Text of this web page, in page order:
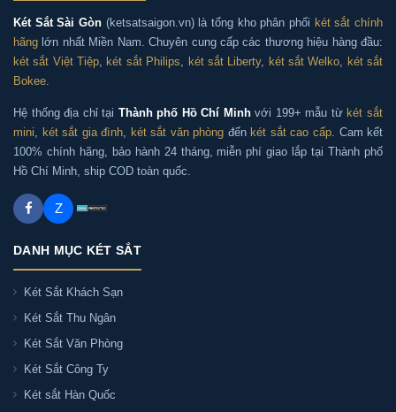
Giờ
chính hãng tại Hà Nội
Két sắt Sài Gòn nhận giao và lắp đặt Két sắt Bofa
huyện TP. HCM:
+ Quận nội thành: Ba Đình, Đống Đa, Hai Bà Trưng,
Hoàn Kiếm, Cầu Giấy, Thanh Xuân, Hoàng Mai, Tây Hồ,
Long Biên, Hà Đông, Bắc Từ Liêm, Nam Từ Liêm
+ Huyện ngoại thành: Gia Lâm, Thanh Trì, Đông Anh,
Sóc Sơn, Mê Linh, Thường Tín, Phú Xuyên, Ứng Hòa, Mỹ
Đức, Chương Mỹ, Quốc Oai, Thạch Thất, Hoài Đức, Đan
Két Sắt Sài Gòn (ketsatsaigon.vn) là tổng kho phân phối két sắt chính
hãng lớn nhất Miền Nam. Chuyên cung cấp các thương hiệu hàng đầu:
két sắt Việt Tiệp két sắt Philips két sắt Liberty, két sắt Welko
két sắt
Bokee
Hệ thống địa chỉ tại Thành phố Hồ Chí Minhvới 199+ mẫu từ két sắt
mini
két sắt gia đình két sắt văn phòng đến két sắt cao cấp . Cam kết
100% chính hãng, bảo hành 24 tháng, miễn phí giao lắp tại Thành phố
Hồ Chí Minh, ship COD toàn quốc.
Z
DANH MỤC KÉT SẮT
Két Sắt Khách Sạn
Két Sắt Thu Ngân
Két Sắt Văn Phòng
Két Sắt Công Ty
Két sắt Hàn Quốc